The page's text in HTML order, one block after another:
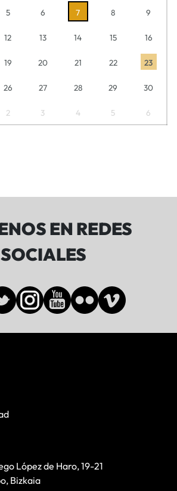
5 6 7 8 9
12 13 14 15 16
19 20 21 22 23
26 27 28 29 30
2 3 4 5 6
EN REDES
SOCIALES
López de Haro, 19-21
Bizkaia